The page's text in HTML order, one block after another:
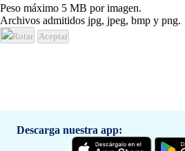
Peso máximo 5 MB por imagen.
Archivos admitidos jpg, jpeg, bmp y png.
Rotar Aceptar
Descarga nuestra app: